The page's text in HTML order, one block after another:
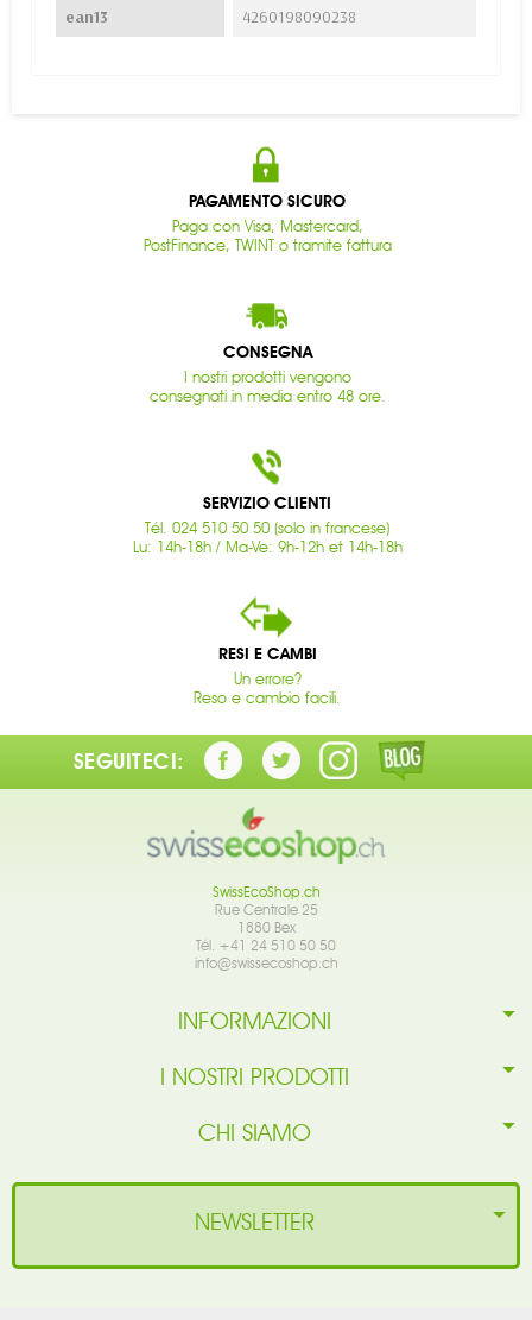
ean13 4260198090238
PAGAMENTO SICURO
Paga con Visa, Mastercard,
PostFinance, TWINT o tramite fattura
CONSEGNA
I nostri prodotti vengono
consegnati in media entro 48 ore.
SERVIZIO CLIENTI
Tél. 024 510 50 50 (solo in francese)
Lu: 14h-18h / Ma-Ve: 9h-12h et 14h-18h
RESI E CAMBI
Un errore?
Reso e cambio facili.
SEGUITECI:
SwissEcoShop.ch
Rue Centrale 25
1880 Bex
Tél. +41 24 510 50 50
info@swissecoshop.ch
INFORMAZIONI
I NOSTRI PRODOTTI
CHI SIAMO
NEWSLETTER